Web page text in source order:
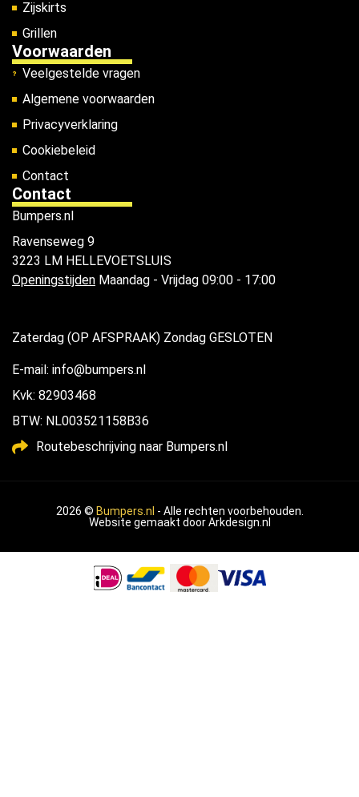
Zijskirts
Grillen
Voorwaarden
Veelgestelde vragen
Algemene voorwaarden
Privacyverklaring
Cookiebeleid
Contact
Contact
Bumpers.nl
Ravenseweg 9
3223 LM HELLEVOETSLUIS
Openingstijden Maandag - Vrijdag 09:00 - 17:00
Zaterdag (OP AFSPRAAK) Zondag GESLOTEN
E-mail: info@bumpers.nl
Kvk: 82903468
BTW: NL003521158B36
Routebeschrijving naar Bumpers.nl
2026 © Bumpers.nl - Alle rechten voorbehouden.
Website gemaakt doorArkdesign.nl